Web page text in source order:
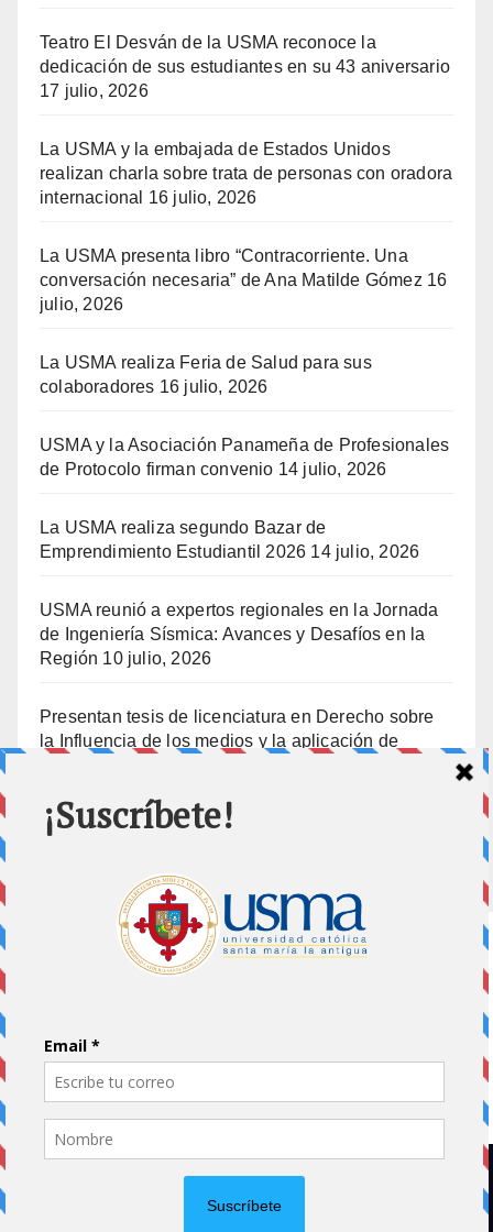
Teatro El Desván de la USMA reconoce la
dedicación de sus estudiantes en su 43 aniversario
17 julio, 2026
La USMA y la embajada de Estados Unidos
realizan charla sobre trata de personas con oradora
internacional
16 julio, 2026
La USMA presenta libro “Contracorriente. Una
conversación necesaria” de Ana Matilde Gómez 16
julio, 2026
La USMA realiza Feria de Salud para sus
colaboradores 16 julio, 2026
USMA y la Asociación Panameña de Profesionales
de Protocolo firman convenio 14 julio, 2026
La USMA realiza segundo Bazar de
Emprendimiento Estudiantil 2026 14 julio, 2026
USMA reunió a expertos regionales en la Jornada
de Ingeniería Sísmica: Avances y Desafíos en la
Región 10 julio, 2026
Presentan tesis de licenciatura en Derecho sobre
la Influencia de los medios y la aplicación de